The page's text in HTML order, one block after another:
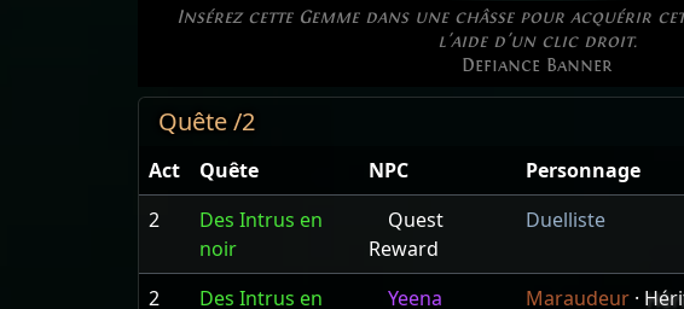
Insérez cette Gemme dans une châsse pour acquérir
l'aide d'un clic droit.
Defiance Banner
Quête /2
Act Quête NPC
Personnage
2
Des Intrus en
noir
Quest
Reward
Duelliste
2
Des Intrus en
Yeena Maraudeur ·